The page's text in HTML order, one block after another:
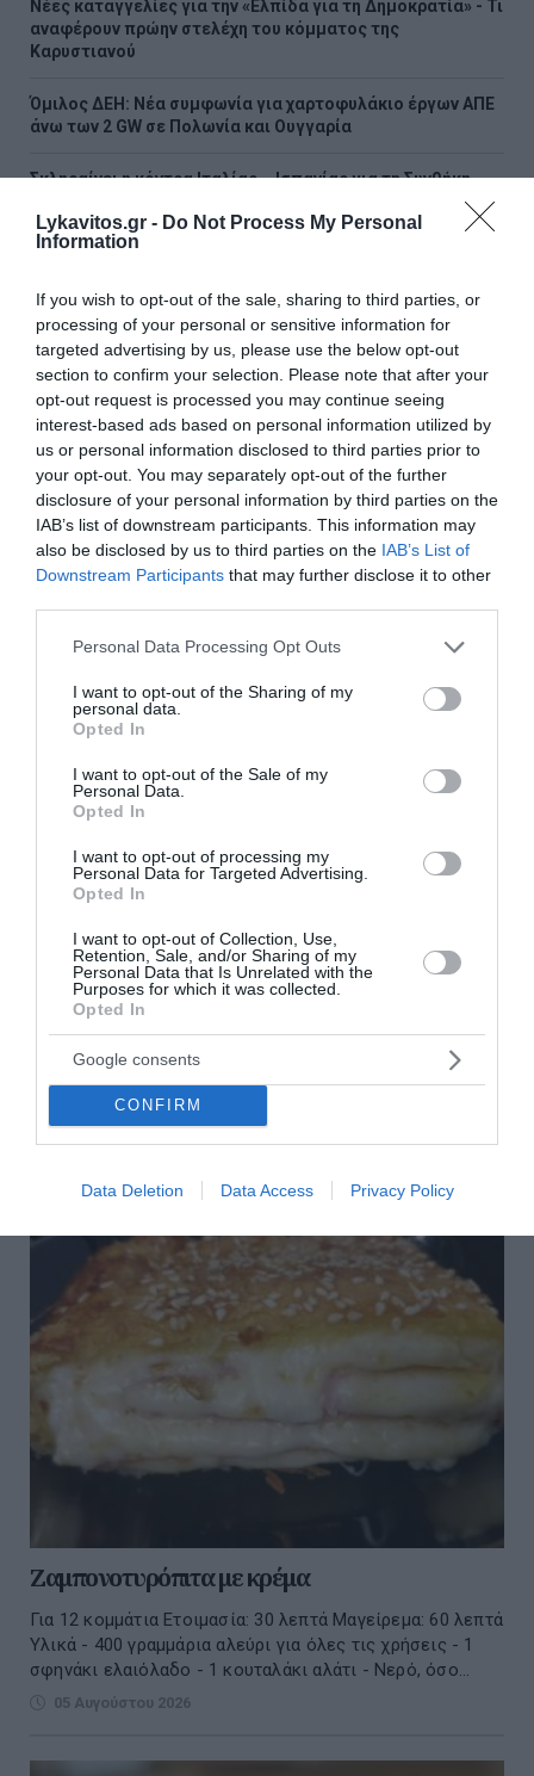
Lykavitos.gr - Do Not Process My Personal
Information
If you wish to opt-out of the sale, sharing to third parties, or
processing of your personal or sensitive information for
targeted advertising by us, please use the below opt-out
section to confirm your selection. Please note that after your
opt-out request is processed you may continue seeing
interest-based ads based on personal information utilized by
us or personal information disclosed to third parties prior to
your opt-out. You may separately opt-out of the further
disclosure of your personal information by third parties on the
IAB’s list of downstream participants. This information may
also be disclosed by us to third parties on the IAB’s List of
Downstream Participants that may further disclose it to other
Please note that this website/app uses one or more Google
not limited to your visit or usage behaviour. You may click to
grant or deny consent to Google and its third-party tags to
use your data for below specified purposes in below Google
consent section.
Personal Data Processing Opt Outs
I want to opt-out of the Sharing of my
personal data.
Opted In
I want to opt-out of the Sale of my
Personal Data.
Opted In
I want to opt-out of processing my
Personal Data for Targeted Advertising.
Opted In
I want to opt-out of Collection, Use,
Retention, Sale, and/or Sharing of my
Personal Data that Is Unrelated with the
Purposes for which it was collected.
Opted In
Google consents
CONFIRM
Data Deletion Data Access Privacy Policy
Νέες καταγγελίες για την «Ελπίδα για τη Δημοκρατία» - Τι
αναφέρουν πρώην στελέχη του κόμματος της
Καρυστιανού
Όμιλος ΔΕΗ: Νέα συμφωνία για χαρτοφυλάκιο έργων ΑΠΕ
άνω των 2 GW σε Πολωνία και Ουγγαρία
Σκληραίνει η κόντρα Ιταλίας – Ισπανίας για τη Συνθήκη
Σέρρες: Τι ανέφερε πραγματογνώμονας για το
Πολύ υψηλός κίνδυνος πυρκαγιάς το Σάββατο - «Red
Code» σε Κρήτη, Σάμο, Ικαρία και Χίο
Τραγωδία στην Πάτρα: Πέθανε βρέφος 8 ημερών που
νοσηλευόταν στην Εντατική Νεογνών
O Ολυμπιακός ανακοίνωσε τον γιο του Τζιοβάνι και τον
Δημήτρη Ρέτσο
ΟΛΕΣ ΟΙ ΕΙΔΗΣΕΙΣ →
διαβάστε ακόμη
Γκιουζλεμέδες με φέτα
Για 4 άτομα Ετοιμασία: 20 λεπτά Μαγείρεμα: 20 λεπτά
Υλικά Για τη ζύμη - 1 φλιτζάνι ελαιόλαδο - 2 φλιτζάνια
νερό - 3-4 φλιτζάνια αλεύρι για όλες τις χρήσεις ...
Ζαμπονοτυρόπιτα με κρέμα
Για 12 κομμάτια Ετοιμασία: 30 λεπτά Μαγείρεμα: 60 λεπτά
Υλικά - 400 γραμμάρια αλεύρι για όλες τις χρήσεις - 1
σφηνάκι ελαιόλαδο - 1 κουταλάκι αλάτι - Νερό, όσο...
05 Αυγούστου 2026